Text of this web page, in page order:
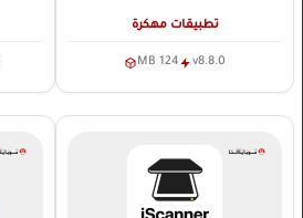
تطبيقات مهكرة
v8.8.0
124 MB